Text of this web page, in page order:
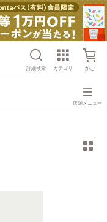
詳細検索 カテゴリ かご
店舗メニュー